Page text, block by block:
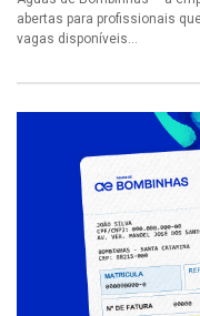
abertas para profissionais
vagas disponíveis...